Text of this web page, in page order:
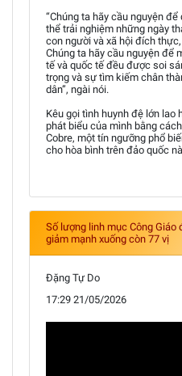
“Chúng ta hãy cầu nguyện
thể trải nghiệm những ngày
con người và xã hội đích
Chúng ta hãy cầu nguyện để
tế và quốc tế đều được soi
trọng và sự tìm kiếm chân
dân”, ngài nói.
Kêu gọi tình huynh đệ lớn lao
phát biểu của mình bằng
Cobre, một tín ngưỡng phổ
cho hòa bình trên đảo quốc
Số lượng linh mục Công
giảm mạnh xuống còn 77 vị
Đặng Tự Do
17:29 21/05/2026